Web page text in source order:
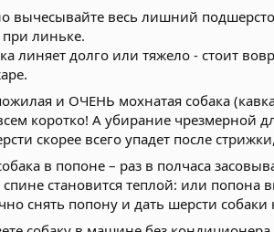
вычесывайте весь лишний
линьке.
линяет долго или тяжело - стоит
и ОЧЕНЬ мохнатая собака
коротко! А убирание чрезмерной
скорее всего упадет после
в попоне – раз в полчаса
становится теплой: или попона
снять попону и дать шерсти